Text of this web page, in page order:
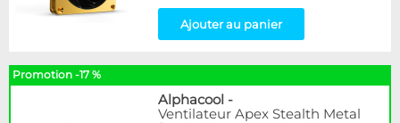
Ajouter au panier
Promotion -17 %
Alphacool -
Ventilateur Apex Stealth Metal